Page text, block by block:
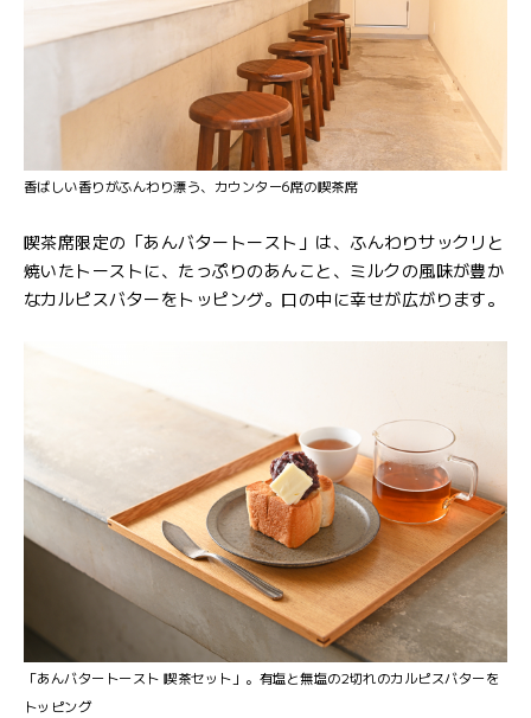
香ばしい香りがふんわり漂う、カウンター6席の喫茶席
喫茶席限定の「あんバタートースト」は、ふんわりサックリと
焼いたトーストに、たっぷりのあんこと、ミルクの風味が豊か
なカルピスバターをトッピング。口の中に幸せが広がります。
「あんバタートースト 喫茶セット」。有塩と無塩の2切れのカルピスバターを
トッピング